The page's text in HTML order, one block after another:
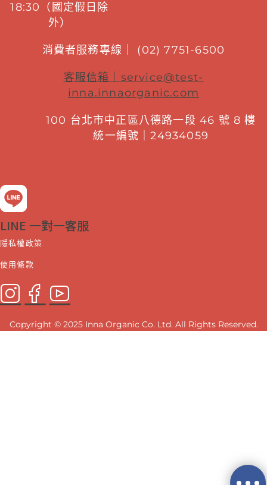
18:30（國定假日除
外）
消費者服務專線｜ (02) 7751-6500
客服信箱｜ service@test-
inna.innaorganic.com
100 台北市中正區八德路一段 46 號 8 樓
統一編號｜24934059
LINE 一對一客服
隱私權政策
使用條款
Copyright © 2025 Inna Organic Co. Ltd. All Rights Reserved.